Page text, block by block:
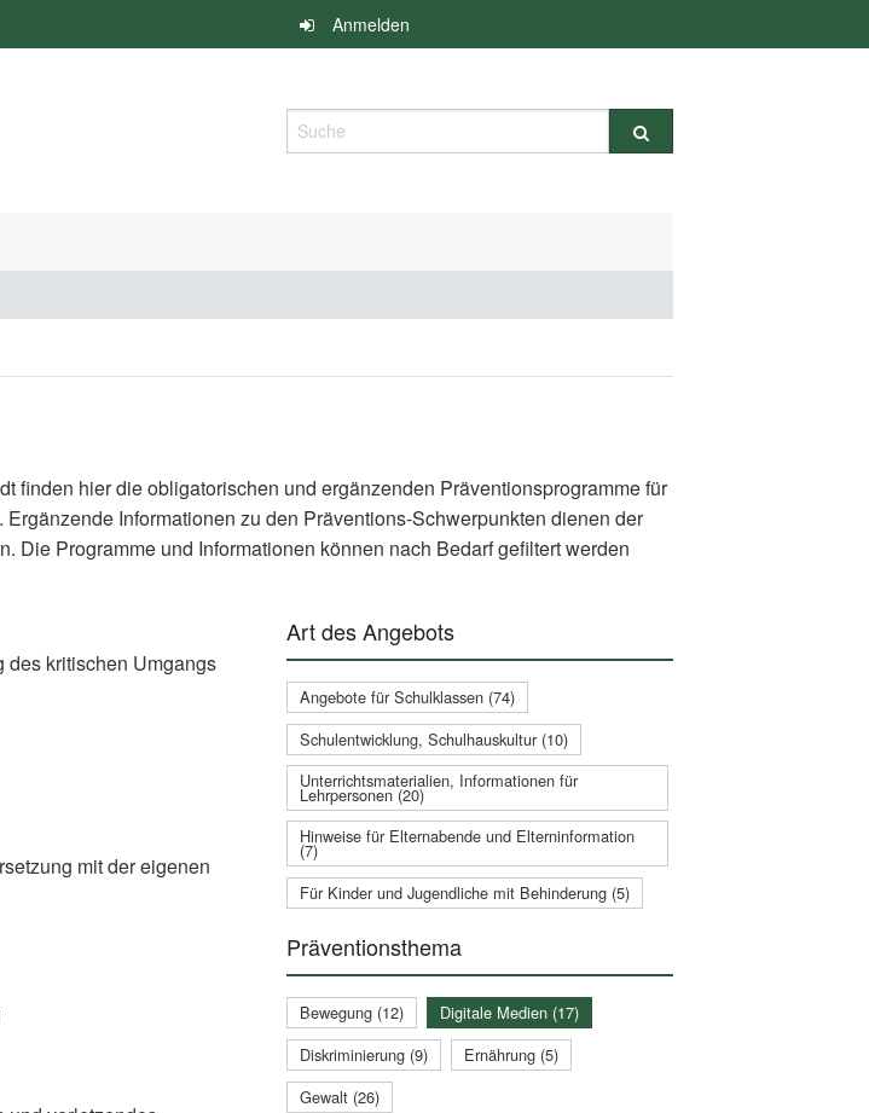
Anmelden
Suche
finden hier die obligatorischen und ergänzenden Präventionsprogramme für
Informationen zu den Präventions-Schwerpunkten dienen der
Die Programme und Informationen können nach Bedarf gefiltert werden
des kritischen Umgangs
mit der eigenen
Art des Angebots
Angebote für Schulklassen (74)
Schulentwicklung, Schulhauskultur (10)
Unterrichtsmaterialien, Informationen für
Lehrpersonen (20)
Hinweise für Elternabende und Elterninformation
(7)
Für Kinder und Jugendliche mit Behinderung (5)
Präventionsthema
Bewegung (12)
Digitale Medien (17)
Diskriminierung (9)
Ernährung (5)
Gewalt (26)